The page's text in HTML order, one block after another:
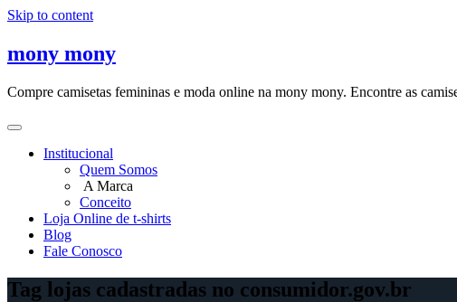
Skip to content
mony mony
Compre camisetas femininas e moda online na mony mony. Encontre as
Institucional
Quem Somos
A Marca
Conceito
Loja Online de t-shirts
Blog
Fale Conosco
Tag lojas cadastradas no consumidor.gov.br